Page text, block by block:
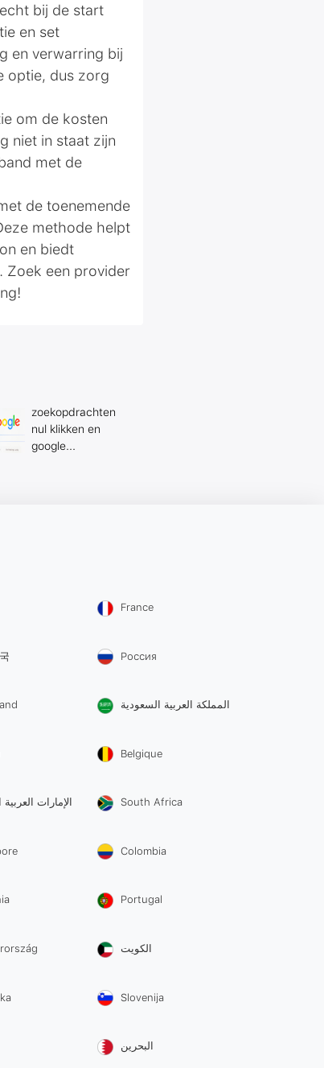
bij de start
en set
en verwarring bij
optie, dus zorg
om de kosten
niet in staat zijn
met de
de toenemende
methode helpt
en biedt
Zoek een provider
zoekopdrachten
nul klikken en
google...
France
Россия
المملكة العربية السعودية
Belgique
الإمارات South Africa
Colombia
Portugal
الكويت
Slovenija
البحرين